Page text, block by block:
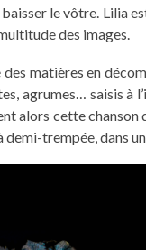
le vôtre. Lilia
des images.
des matières en
agrumes… saisis à
alors cette chanson
demi-trempée, dans